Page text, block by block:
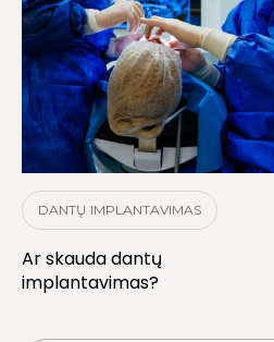
DANTŲ IMPLANTAVIMAS
Ar skauda dantų
implantavimas?